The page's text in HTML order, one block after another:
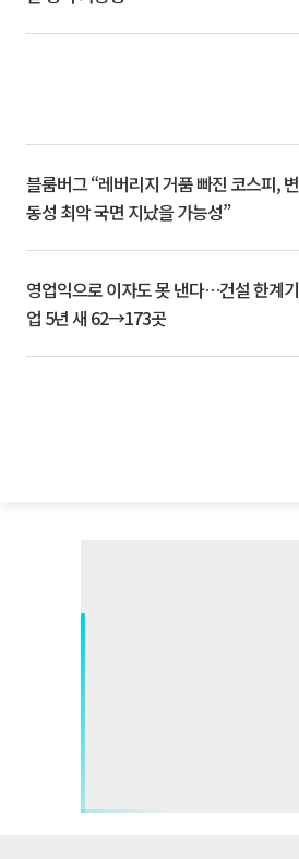
블룸버그 “레버리지 거품 빠진 코스피, 변
동성 최악 국면 지났을 가능성”
영업익으로 이자도 못 낸다…건설 한계기
업 5년 새 62→173곳